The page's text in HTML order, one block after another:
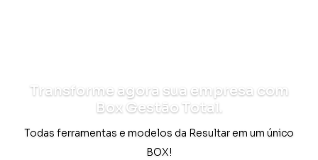
Transforme agora sua empresa com
Box Gestão Total.
Todas ferramentas e modelos da Resultar em um único
BOX!